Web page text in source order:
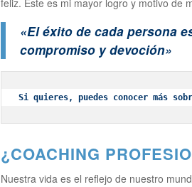
feliz. Este es mi mayor logro y motivo de
«El éxito de cada persona
compromiso y devoción»
Si quieres, puedes conocer más
¿COACHING
Nuestra vida es el reflejo de nuestro